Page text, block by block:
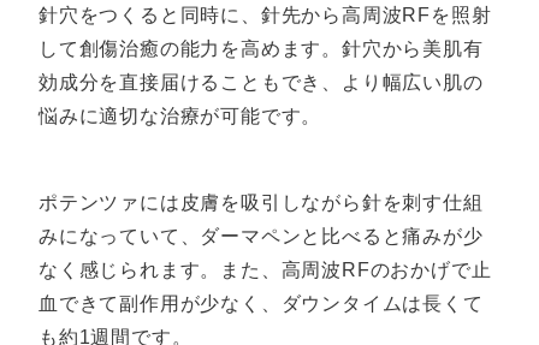
針穴をつくると同時に、針先から高周波RFを照射
して創傷治癒の能力を高めます。針穴から美肌有
効成分を直接届けることもでき、より幅広い肌の
悩みに適切な治療が可能です。
ポテンツァには皮膚を吸引しながら針を刺す仕組
みになっていて、ダーマペンと比べると痛みが少
なく感じられます。また、高周波RFのおかげで止
血できて副作用が少なく、ダウンタイムは長くて
も約1週間です。